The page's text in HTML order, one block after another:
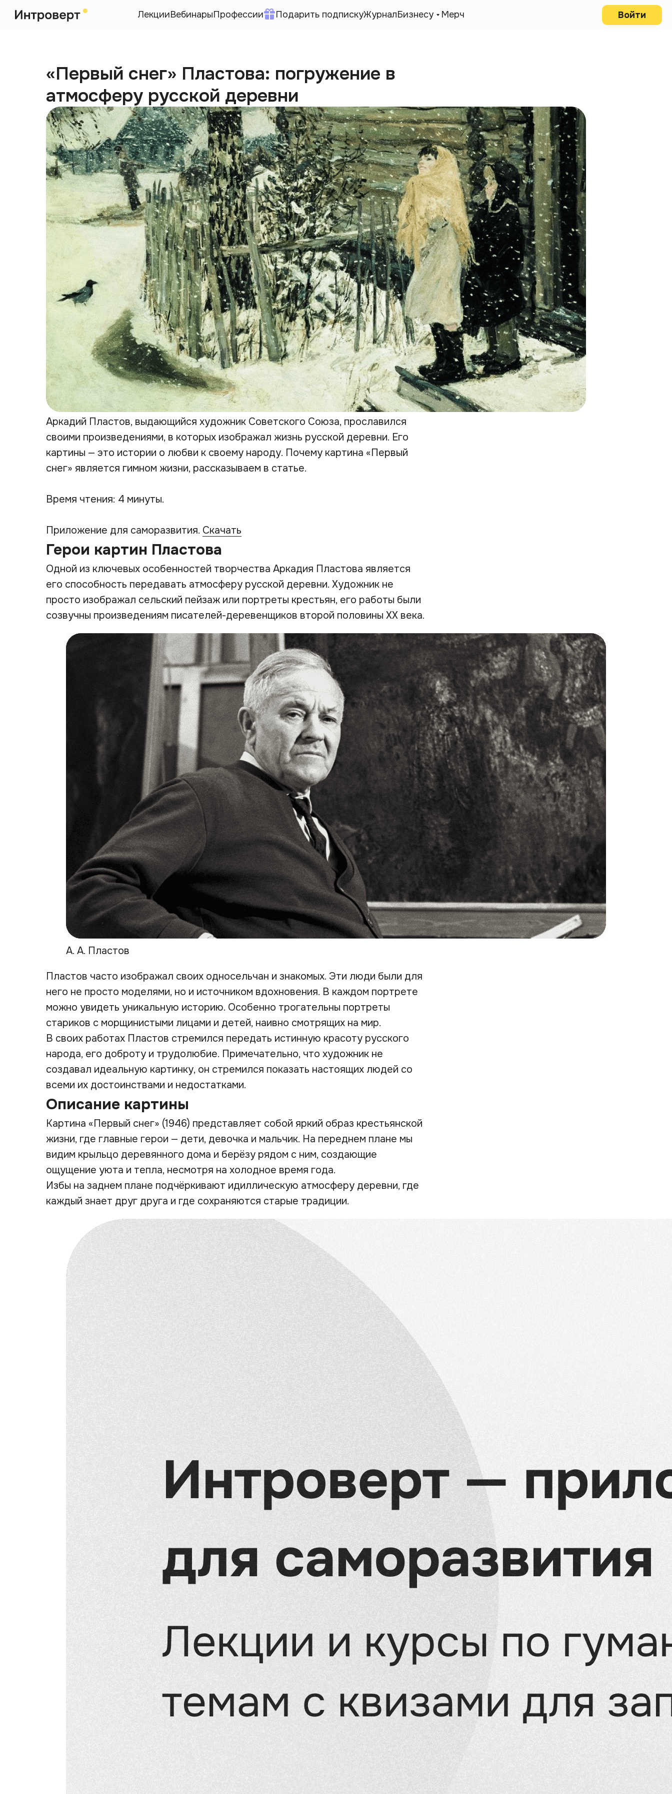
ЛекцииВебинарыПрофессии Подарить подпискуЖурналБизнесу Мерч Войти
«Первый снег» Пластова: погружение в
атмосферу русской деревни
Аркадий Пластов, выдающийся художник Советского Союза, прославился
своими произведениями, в которых изображал жизнь русской деревни. Его
картины — это истории о любви к своему народу. Почему картина «Первый
снег» является гимном жизни, рассказываем в статье.
Время чтения: 4 минуты.
Приложение для саморазвития. Скачать
Герои картин Пластова
Одной из ключевых особенностей творчества Аркадия Пластова является
его способность передавать атмосферу русской деревни. Художник не
просто изображал сельский пейзаж или портреты крестьян, его работы были
созвучны произведениям писателей-деревенщиков второй половины XX века.
А. А. Пластов
Пластов часто изображал своих односельчан и знакомых. Эти люди были для
него не просто моделями, но и источником вдохновения. В каждом портрете
можно увидеть уникальную историю. Особенно трогательны портреты
стариков с морщинистыми лицами и детей, наивно смотрящих на мир.
В своих работах Пластов стремился передать истинную красоту русского
народа, его доброту и трудолюбие. Примечательно, что художник не
создавал идеальную картинку, он стремился показать настоящих людей со
всеми их достоинствами и недостатками.
Описание картины
Картина «Первый снег» (1946) представляет собой яркий образ крестьянской
жизни, где главные герои — дети, девочка и мальчик. На переднем плане мы
видим крыльцо деревянного дома и берёзу рядом с ним, создающие
ощущение уюта и тепла, несмотря на холодное время года.
Избы на заднем плане подчёркивают идиллическую атмосферу деревни, где
каждый знает друг друга и где сохраняются старые традиции.